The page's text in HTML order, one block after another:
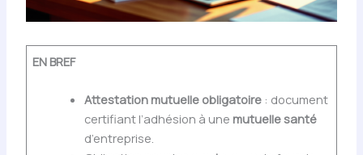
EN BREF
Attestation mutuelle obligatoire: document
certifiant l’adhésion à une mutuelle santé
d’entreprise.